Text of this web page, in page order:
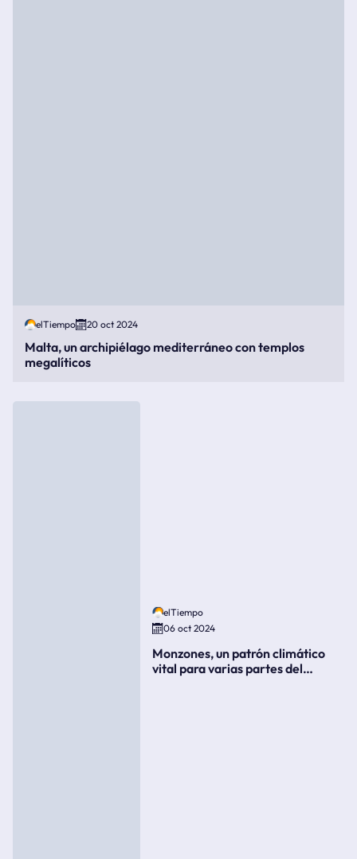
elTiempo 20 oct 2024
Malta, un archipiélago mediterráneo con templos
megalíticos
elTiempo
06 oct 2024
Monzones, un patrón climático
vital para varias partes del